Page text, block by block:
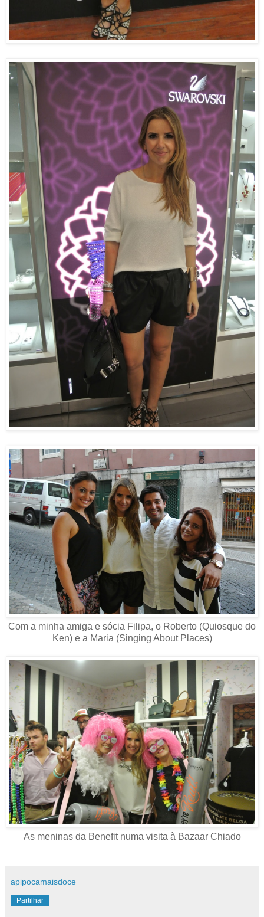
Com a minha amiga e sócia Filipa, o Roberto (Quiosque do
Ken) e a Maria (Singing About Places)
As meninas da Benefit numa visita à Bazaar Chiado
apipocamaisdoce
Partilhar